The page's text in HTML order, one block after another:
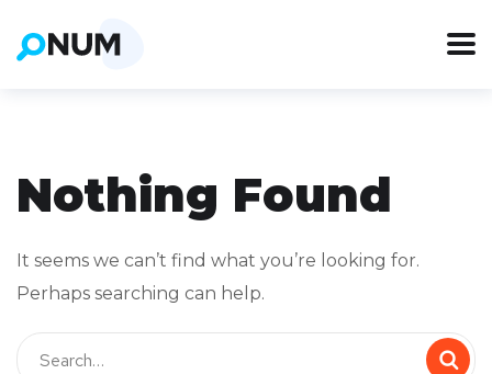
Nothing Found
It seems we can’t find what you’re looking for.
Perhaps searching can help.